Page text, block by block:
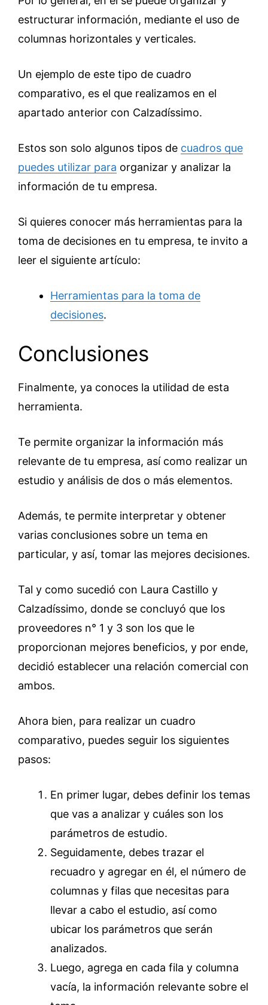
estructurar información, mediante el uso de
columnas horizontales y verticales.
Un ejemplo de este tipo de cuadro
comparativo, es el que realizamos en el
apartado anterior con Calzadíssimo.
Estos son solo algunos tipos de cuadros que
puedes utilizar para organizar y analizar la
información de tu empresa.
Si quieres conocer más herramientas para la
toma de decisiones en tu empresa, te invito a
leer el siguiente artículo:
Herramientas para la toma de
decisiones.
Conclusiones
Finalmente, ya conoces la utilidad de esta
herramienta.
Te permite organizar la información más
relevante de tu empresa, así como realizar un
estudio y análisis de dos o más elementos.
Además, te permite interpretar y obtener
varias conclusiones sobre un tema en
particular, y así, tomar las mejores decisiones.
Tal y como sucedió con Laura Castillo y
Calzadíssimo, donde se concluyó que los
proveedores n° 1 y 3 son los que le
proporcionan mejores beneficios, y por ende,
decidió establecer una relación comercial con
ambos.
Ahora bien, para realizar un cuadro
comparativo, puedes seguir los siguientes
pasos:
En primer lugar, debes definir los temas
que vas a analizar y cuáles son los
parámetros de estudio.
Seguidamente, debes trazar el
recuadro y agregar en él, el número de
columnas y filas que necesitas para
llevar a cabo el estudio, así como
ubicar los parámetros que serán
analizados.
Luego, agrega en cada fila y columna
vacía, la información relevante sobre el